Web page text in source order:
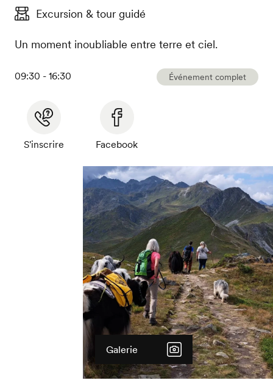
Excursion & tour guidé
Un moment inoubliable entre terre et ciel.
09:30 - 16:30 Événement complet
S'inscrire Facebook
Galerie